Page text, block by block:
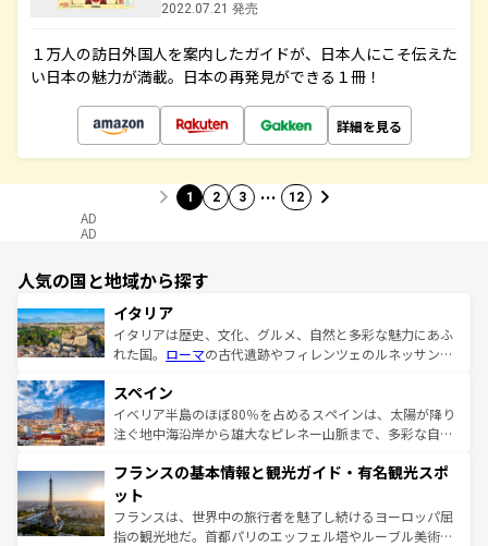
2022.07.21 発売
１万人の訪日外国人を案内したガイドが、日本人にこそ伝えた
い日本の魅力が満載。日本の再発見ができる１冊！
詳細を見る
1 2 3 … 12
AD
AD
人気の国と地域から探す
イタリア
イタリアは歴史、文化、グルメ、自然と多彩な魅力にあふ
れた国。 ローマの古代遺跡やフィレンツェのルネッサンス
ろん、トスカーナの美しい田園風景やアマルフィ海岸の絶
景など、自然景観も見逃せない。観光の合間には、本場の
ピザやパスタなど、絶品のイタリア料理を堪能することも
ませてくれるイタリアで、忘れられない旅をしてみよう！
なお、新着のイタリア情報は
しい。
スペイン
イベリア半島のほぼ80％を占めるスペインは、太陽が降り
注ぐ地中海沿岸から雄大なピレネー山脈まで、多彩な自然
文化が根付くこの国では、情熱的なフラメンコ、熱気あふ
れる闘牛、そして美味しいタパスが生活の一部となってい
る。首都マドリードの洗練された雰囲気や、バルセロナの
アートに溢れた街角から、地方では古代ローマ遺跡や中世
フランスの基本情報と観光ガイド・有名観光スポ
ット
フランスは、世界中の旅行者を魅了し続けるヨーロッパ屈
指の観光地だ。首都パリのエッフェル塔やルーブル美術館